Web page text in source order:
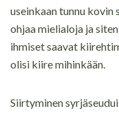
useinkaan tunnu kovin
ohjaa mielialoja ja
ihmiset saavat
olisi kiire mihinkään.
Siirtyminen